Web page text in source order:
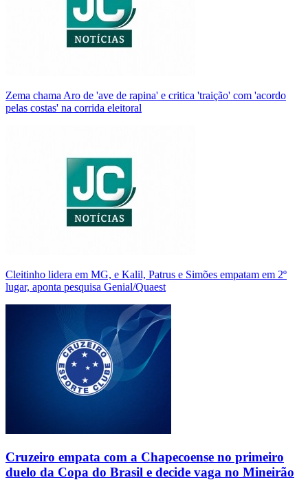
Zema chama Aro de 'ave de rapina' e critica 'traição' com 'acordo
pelas costas' na corrida eleitoral
Cleitinho lidera em MG, e Kalil, Patrus e Simões empatam em 2º
lugar, aponta pesquisa Genial/Quaest
Cruzeiro empata com a Chapecoense no primeiro
duelo da Copa do Brasil e decide vaga no Mineirão